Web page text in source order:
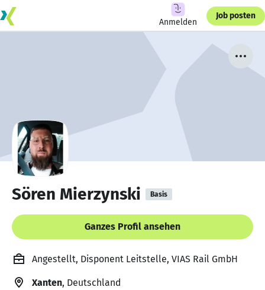
Anmelden
Job posten
Sören Mierzynski Basis
Ganzes Profil ansehen
Angestellt, Disponent Leitstelle, VIAS Rail GmbH
Xanten, Deutschland